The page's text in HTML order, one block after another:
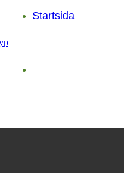
Startsida